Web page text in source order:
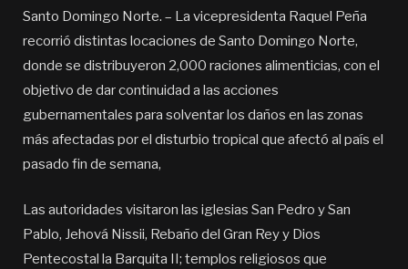
Santo Domingo Norte. – La vicepresidenta Raquel Peña
recorrió distintas locaciones de Santo Domingo Norte,
donde se distribuyeron 2,000 raciones alimenticias, con el
objetivo de dar continuidad a las acciones
gubernamentales para solventar los daños en las zonas
más afectadas por el disturbio tropical que afectó al país el
pasado fin de semana,
Las autoridades visitaron las iglesias San Pedro y San
Pablo, Jehová Nissii, Rebaño del Gran Rey y Dios
Pentecostal la Barquita II; templos religiosos que